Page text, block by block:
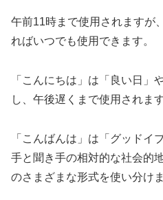
午前11時まで使用されますが
ればいつでも使用できます。
「こんにちは」は「良い日」
し、午後遅くまで使用されます
「こんばんは」は「グッドイ
手と聞き手の相対的な社会的
のさまざまな形式を使い分けま